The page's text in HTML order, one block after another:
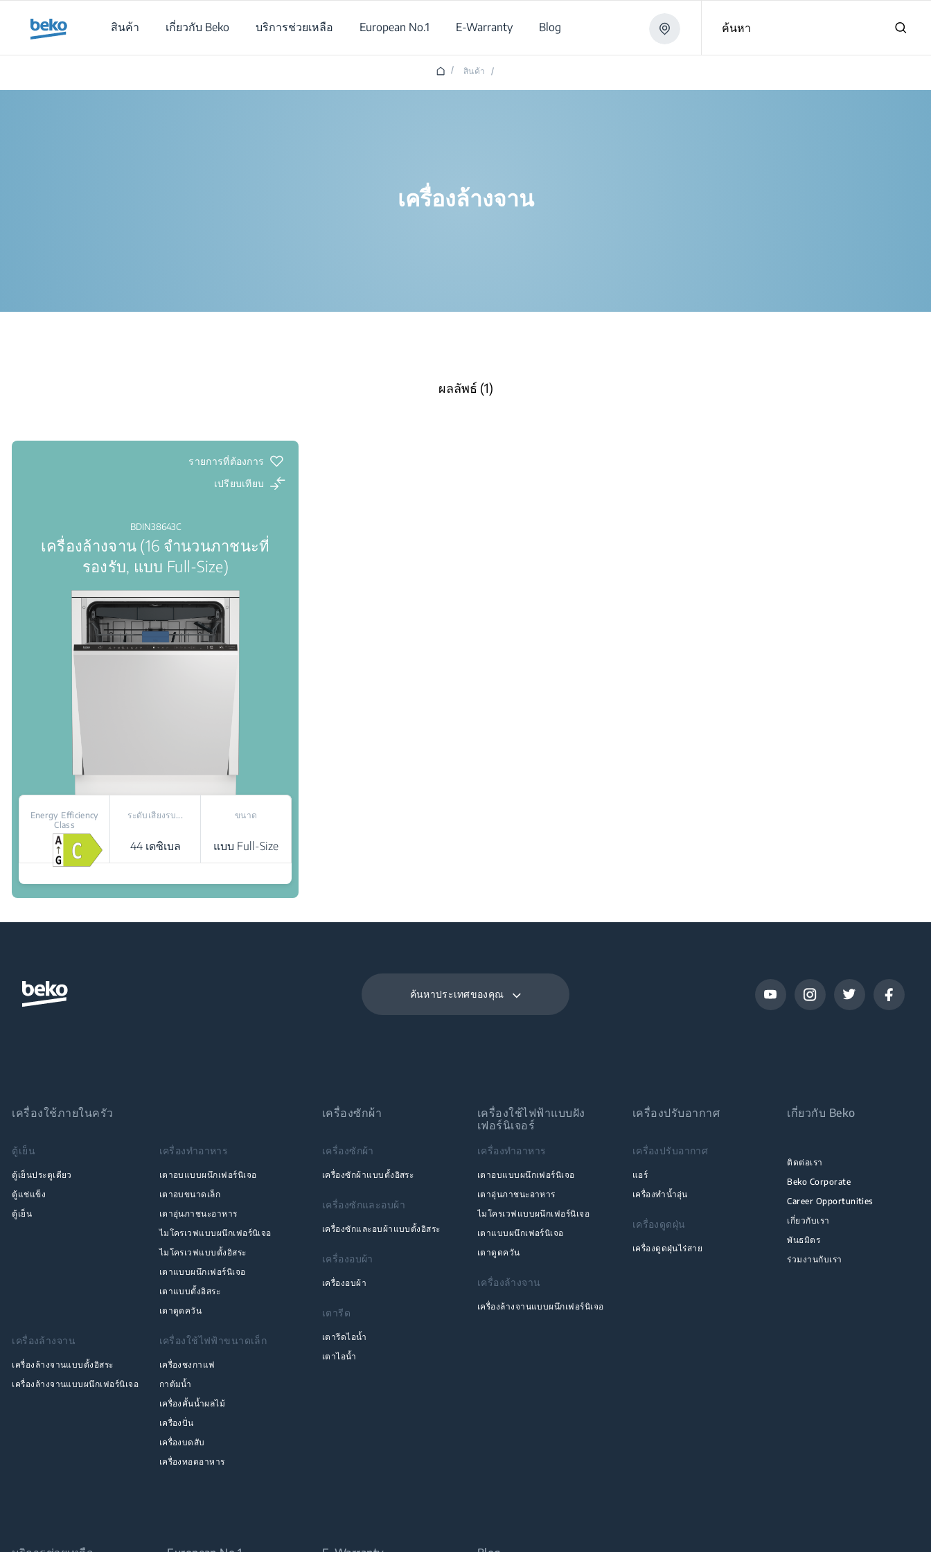
สินค้า
เกี่ยวกับ Beko บริการช่วยเหลือ European No.1 E-Warranty Blog ค้นหา
/ สินค้า /
เครื่องล้างจาน
ผลลัพธ์ (1)
รายการที่ต้องการ
เปรียบเทียบ
BDIN38643C
เครื่องล้างจาน (16 จำนวนภาชนะที่
รองรับ, แบบ Full-Size)
Energy Efficiency
Class
ระดับเสียงรบ...
44 เดซิเบล
ขนาด
แบบ Full-Size
Fast+: ทำความสะอาดเร็วขึ้น 3 เท่า
ค้นหาประเทศของคุณ
เครื่องใช้ภายในครัว
ตู้เย็น
ตู้เย็นประตูเดียว
ตู้แช่แข็ง
ตู้เย็น
เครื่องทำอาหาร
เตาอบแบบผนึกเฟอร์นิเจอ
เตาอบขนาดเล็ก
เตาอุ่นภาชนะอาหาร
ไมโครเวฟแบบผนึกเฟอร์นิเจอ
ไมโครเวฟแบบตั้งอิสระ
เตาแบบผนึกเฟอร์นิเจอ
เตาแบบตั้งอิสระ
เตาดูดควัน
เครื่องล้างจาน
เครื่องล้างจานแบบตั้งอิสระ
เครื่องล้างจานแบบผนึกเฟอร์นิเจอ
เครื่องใช้ไฟฟ้าขนาดเล็ก
เครื่องชงกาแฟ
กาต้มน้ำ
เครื่องคั้นน้ำผลไม้
เครื่องปั่น
เครื่องบดสับ
เครื่องทอดอาหาร
เครื่องซักผ้า
เครื่องซักผ้า
เครื่องซักผ้าแบบตั้งอิสระ
เครื่องซักและอบผ้า
เครื่องซักและอบผ้าแบบตั้งอิสระ
เครื่องอบผ้า
เครื่องอบผ้า
เตารีด
เตารีดไอน้ำ
เตาไอน้ำ
เครื่องใช้ไฟฟ้าแบบฝัง
เฟอร์นิเจอร์
เครื่องทำอาหาร
เตาอบแบบผนึกเฟอร์นิเจอ
เตาอุ่นภาชนะอาหาร
ไมโครเวฟแบบผนึกเฟอร์นิเจอ
เตาแบบผนึกเฟอร์นิเจอ
เตาดูดควัน
เครื่องล้างจาน
เครื่องล้างจานแบบผนึกเฟอร์นิเจอ
เครื่องปรับอากาศ
เครื่องปรับอากาศ
แอร์
เครื่องทำน้ำอุ่น
เครื่องดูดฝุ่น
เครื่องดูดฝุ่นไร่สาย
เกี่ยวกับ Beko
ติดต่อเรา
Beko Corporate
Career Opportunities
เกี่ยวกับเรา
พันธมิตร
ร่วมงานกับเรา